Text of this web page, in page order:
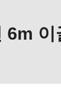
6m 이